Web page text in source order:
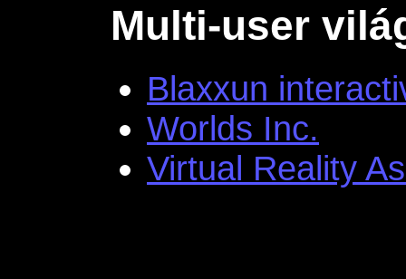
Multi-user
Blaxxun
Worlds Inc.
Virtual Reality